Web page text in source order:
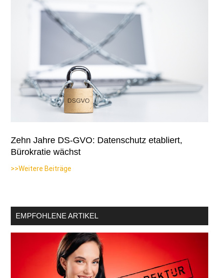
Zehn Jahre DS-GVO: Datenschutz etabliert,
Bürokratie wächst
>>Weitere Beiträge
EMPFOHLENE ARTIKEL